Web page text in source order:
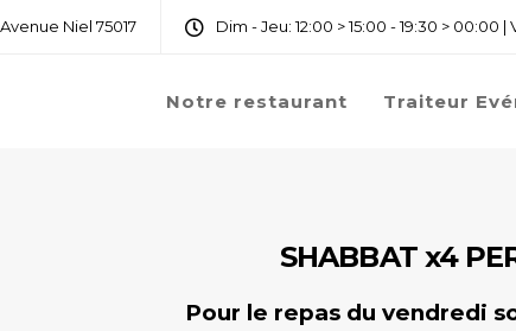
Niel 75017 Dim - Jeu: 12:00 > 15:00 - 19:30 > 00:00 |
Notre restaurant Traiteur
SHABBAT x4
Pour le repas du vendredi